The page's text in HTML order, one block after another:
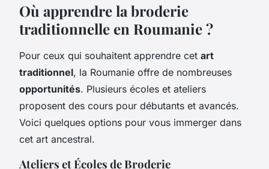
Où apprendre la broderie
traditionnelle en Roumanie ?
Pour ceux qui souhaitent apprendre cet art
traditionnel, la Roumanie offre de nombreuses
opportunités. Plusieurs écoles et ateliers
proposent des cours pour débutants et avancés.
Voici quelques options pour vous immerger dans
cet art ancestral.
Ateliers et Écoles de Broderie